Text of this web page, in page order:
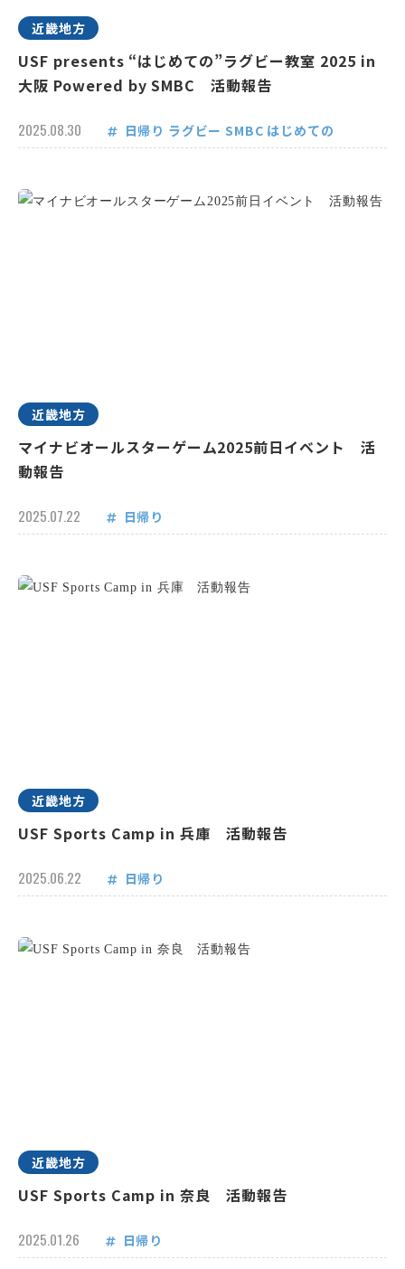
近畿地方
USF presents “はじめての”ラグビー教室 2025 in
大阪 Powered by SMBC 活動報告
2025.08.30 日帰り ラグビー SMBC はじめての
近畿地方
マイナビオールスターゲーム2025前日イベント 活
動報告
2025.07.22 日帰り
近畿地方
USF Sports Camp in 兵庫 活動報告
2025.06.22 日帰り
近畿地方
USF Sports Camp in 奈良 活動報告
2025.01.26 日帰り